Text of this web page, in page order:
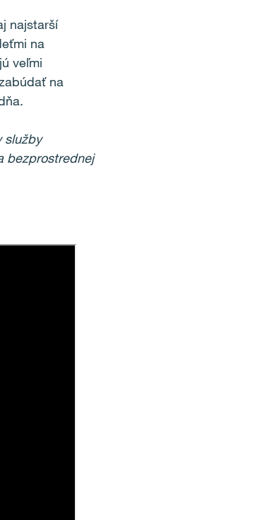
najstarší
na
veľmi
na
služby
bezprostrednej